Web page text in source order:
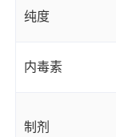
纯度
内毒素
制剂